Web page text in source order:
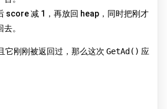
score 减 1，再放回 heap，同时把刚才
。
它刚刚被返回过，那么这次 GetAd() 应